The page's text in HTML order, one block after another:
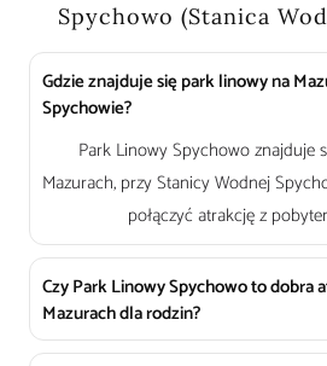
Spychowo (Stanica
Gdzie znajduje się park linowy na
Spychowie?
Park Linowy Spychowo znajduje
Mazurach, przy Stanicy Wodnej
połączyć atrakcję z
Czy Park Linowy Spychowo to dobra
Mazurach dla rodzin?